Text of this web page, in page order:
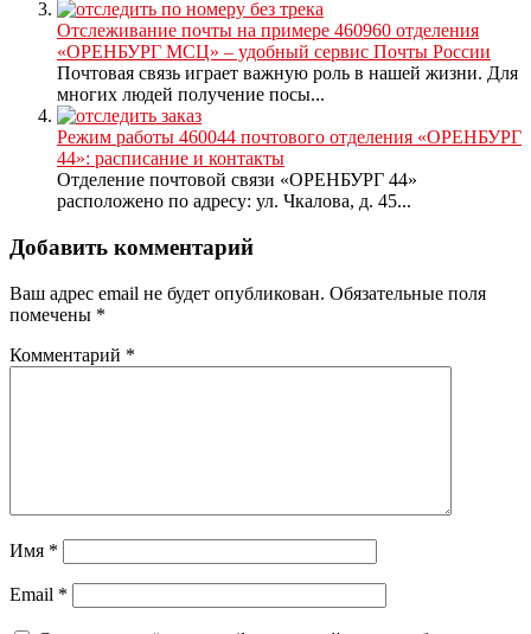
Отслеживание почты на примере 460960 отделения
«ОРЕНБУРГ МСЦ» – удобный сервис Почты России
Почтовая связь играет важную роль в нашей жизни. Для
многих людей получение посы...
Режим работы 460044 почтового отделения «ОРЕНБУРГ
44»: расписание и контакты
Отделение почтовой связи «ОРЕНБУРГ 44»
расположено по адресу: ул. Чкалова, д. 45...
Добавить комментарий
Ваш адрес email не будет опубликован. Обязательные поля
помечены *
Комментарий *
Имя *
Email *